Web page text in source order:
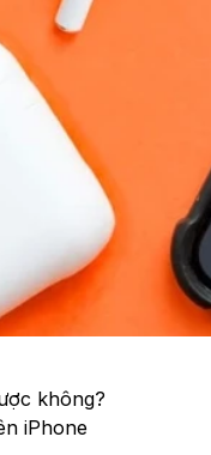
không?
iPhone